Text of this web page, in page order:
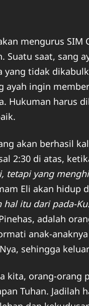
mengurus SIM
Suatu saat, sang
tidak
ayah ingin
Hukuman harus
akan berhasil
2:30 di atas,
tetapi yang
Eli akan hidup
hal itu dari pada-
adalah
anak-
sehingga
kita, orang-orang
Tuhan. Jadilah